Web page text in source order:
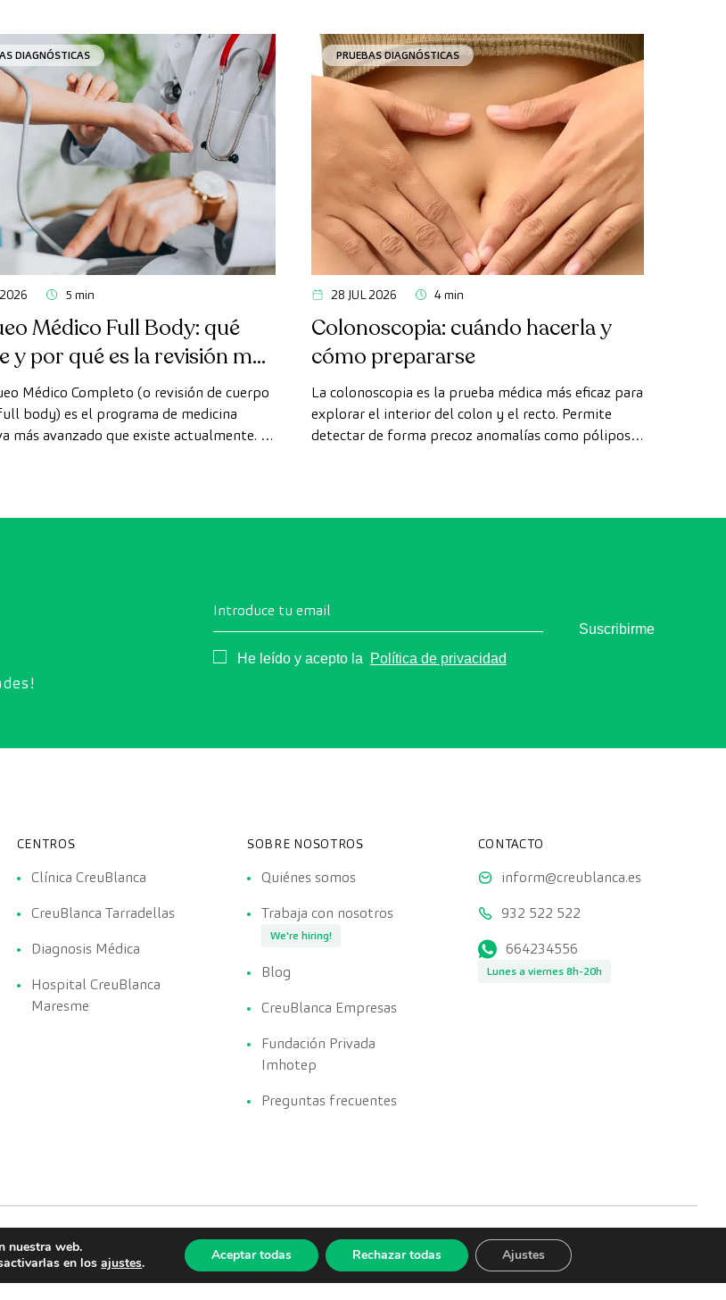
DIAGNÓSTICAS
5 min
Médico Full Body: qué
y por qué es la revisión más
Médico Completo (o revisión de cuerpo
body) es el programa de medicina
más avanzado que existe actualmente. A
el estado de los órganos vitales, el
PRUEBAS DIAGNÓSTICAS
28 JUL 2026 4 min
Colonoscopia: cuándo hacerla y
cómo prepararse
La colonoscopia es la prueba médica más eficaz para
explorar el interior del colon y el recto. Permite
detectar de forma precoz anomalías como pólipos,
Introduce tu email
Consentimiento
He leído y acepto la Política de privacidad
Suscribirme
CENTROS
Clínica CreuBlanca
CreuBlanca Tarradellas
Diagnosis Médica
Hospital CreuBlanca
Maresme
SOBRE NOSOTROS
Quiénes somos
Trabaja con nosotros
We're hiring!
Blog
CreuBlanca Empresas
Fundación Privada
Imhotep
Preguntas frecuentes
CONTACTO
inform@creublanca.es
932 522 522
664234556
Lunes a viernes 8h-20h
Privacidad Política de calidad
nuestra web.
en losajustes. Aceptar todas Rechazar todas Ajustes